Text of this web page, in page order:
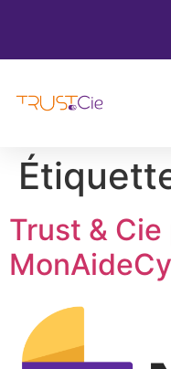
Trust &